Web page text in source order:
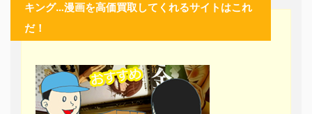
キング…漫画を高価買取してくれるサイトはこれ
だ！